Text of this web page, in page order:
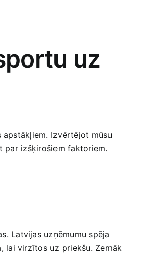
uz
Izvērtējot mūsu
par ⁢izšķirošiem faktoriem.
Latvijas uzņēmumu‍ spēja
lai virzītos uz priekšu. ​Zemāk